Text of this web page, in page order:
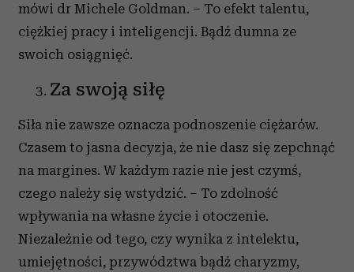
mówi dr Michele Goldman. – To efekt talentu,
ciężkiej pracy i inteligencji. Bądź dumna ze
swoich osiągnięć.
Za swoją siłę
Siła nie zawsze oznacza podnoszenie ciężarów.
Czasem to jasna decyzja, że nie dasz się zepchnąć
na margines. W każdym razie nie jest czymś,
czego należy się wstydzić. – To zdolność
wpływania na własne życie i otoczenie.
Niezależnie od tego, czy wynika z intelektu,
umiejętności, przywództwa bądź charyzmy,